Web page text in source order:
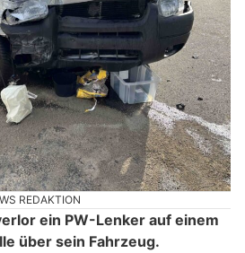
REDAKTION
ein PW-Lenker auf einem
über sein Fahrzeug.